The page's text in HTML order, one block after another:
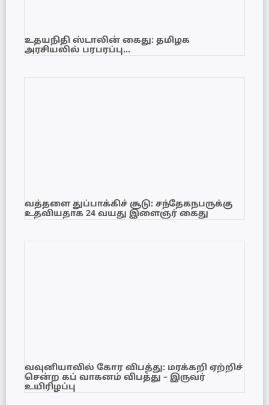
உதயநிதி ஸ்டாலின் கைது: தமிழக
அரசியலில் பரபரப்பு…
வத்தளை துப்பாக்கிச் சூடு: சந்தேகநபருக்கு
உதவியதாக 24 வயது இளைஞர் கைது
வவுனியாவில் கோர விபத்து: மரக்கறி ஏற்றிச்
சென்ற கப் வாகனம் விபத்து – இருவர்
உயிரிழப்பு